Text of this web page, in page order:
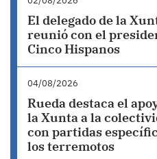
El delegado de la
reunió con el
Cinco Hispanos
04/08/2026
Rueda destaca el
la Xunta a la
con partidas
los terremotos